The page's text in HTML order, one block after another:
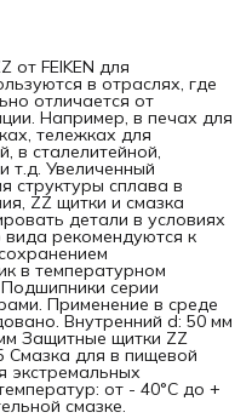
FEIKEN для
в отраслях, где
отличается от
Например, в печах для
тележках для
в сталелитейной,
т.д. Увеличенный
структуры сплава в
ZZ щитки и смазка
детали в условиях
рекомендуются к
в температурном
серии
Применение в среде
Внутренний d: 50 мм
Защитные щитки ZZ
Смазка для в пищевой
экстремальных
от - 40°C до +
смазке.